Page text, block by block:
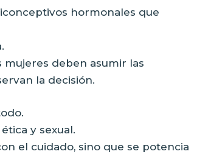
hormonales que
mujeres deben asumir las
la decisión.
y sexual.
el cuidado, sino que se potencia